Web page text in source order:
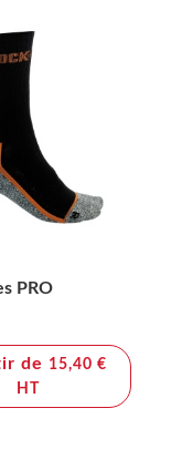
PRO
de 15,40 €
HT